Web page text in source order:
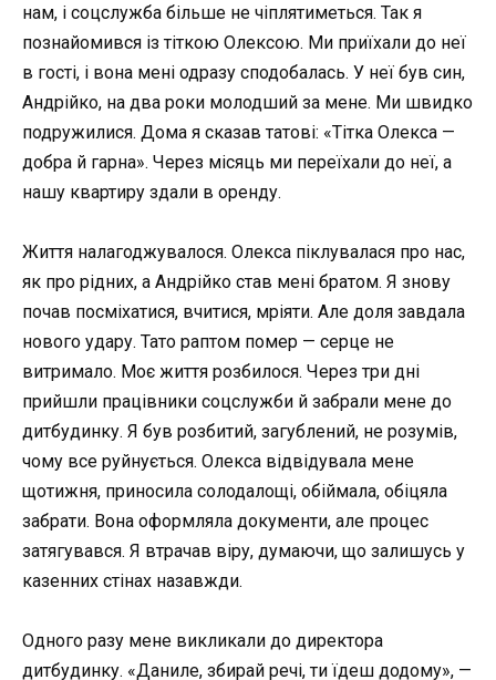
нам, і соцслужба більше не чіплятиметься. Так я
познайомився із тіткою Олексою. Ми приїхали до неї
в гості, і вона мені одразу сподобалась. У неї був син,
Андрійко, на два роки молодший за мене. Ми швидко
подружилися. Дома я сказав татові: «Тітка Олекса —
добра й гарна». Через місяць ми переїхали до неї, а
нашу квартиру здали в оренду.
Життя налагоджувалося. Олекса піклувалася про нас,
як про рідних, а Андрійко став мені братом. Я знову
почав посміхатися, вчитися, мріяти. Але доля завдала
нового удару. Тато раптом помер — серце не
витримало. Моє життя розбилося. Через три дні
прийшли працівники соцслужби й забрали мене до
дитбудинку. Я був розбитий, загублений, не розумів,
чому все руйнується. Олекса відвідувала мене
щотижня, приносила солодалощі, обіймала, обіцяла
забрати. Вона оформляла документи, але процес
затягувався. Я втрачав віру, думаючи, що залишусь у
казенних стінах назавжди.
Одного разу мене викликали до директора
дитбудинку. «Даниле, збирай речі, ти їдеш додому», —